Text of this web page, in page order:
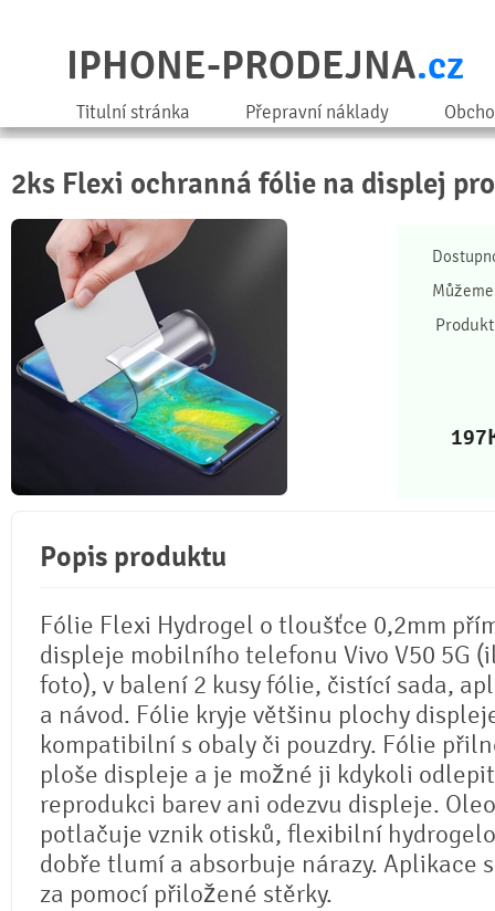
IPHONE-PRODEJNA.cz
Titulní stránka Přepravní náklady
2ks Flexi ochranná fólie na displej
197
Popis produktu
Fólie Flexi Hydrogel o tloušťce 0,2mm
displeje mobilního telefonu Vivo V50 5G
foto), v balení 2 kusy fólie, čistící sada,
a návod. Fólie kryje většinu plochy
kompatibilní s obaly či pouzdry. Fólie
ploše displeje a je možné ji kdykoli
reprodukci barev ani odezvu displeje.
potlačuje vznik otisků, flexibilní
dobře tlumí a absorbuje nárazy. Aplikace
za pomocí přiložené stěrky.